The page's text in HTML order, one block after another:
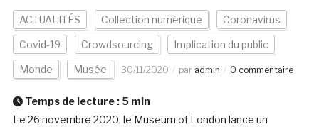
ACTUALITÉS Collection numérique Coronavirus
Covid-19 Crowdsourcing Implication du public
Monde Musée 30/11/2020 par admin 0 commentaire
Temps de lecture : 5 min
Le 26 novembre 2020, le Museum of London lance un